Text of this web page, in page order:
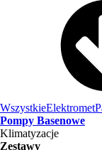
WszystkieElektromet
Pompy Basenowe
Klimatyzacje
Zestawy